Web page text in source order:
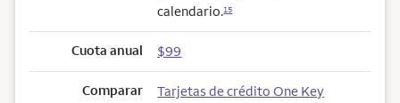
calendario.15
Cuota anual $99
Comparar Tarjetas de crédito One Key